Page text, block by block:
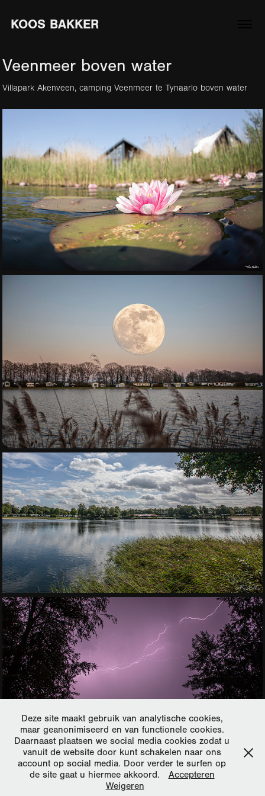
KOOS BAKKER
Veenmeer boven water
Villapark Akenveen, camping Veenmeer te Tynaarlo boven water
Deze site maakt gebruik van analytische cookies,
maar geanonimiseerd en van functionele cookies.
Daarnaast plaatsen we social media cookies zodat u
vanuit de website door kunt schakelen naar ons
account op social media. Door verder te surfen op
de site gaat u hiermee akkoord.
Accepteren
Weigeren